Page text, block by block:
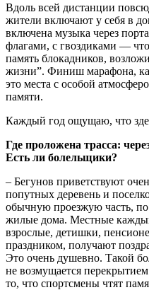
Вдоль всей дистанции
жители включают у себя в
включена музыка через
флагами, с гвоздиками —
память блокадников,
жизни”. Финиш марафона,
это места с особой
памяти.
Каждый год ощущаю, что
Где проложена трасса:
Есть ли болельщики?
– Бегунов приветствуют
попутных деревень и
обычную проезжую часть, по
жилые дома. Местные
взрослые, детишки,
праздником, получают
Это очень душевно. Такой
не возмущается
то, что спортсмены чтят